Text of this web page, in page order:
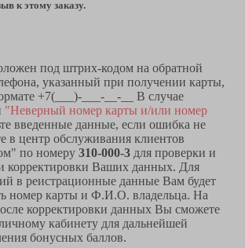
к этому заказу.
под штрих-кодом на обратной
указанный при получении карты,
+7(___)-___-__-__ В случае
"Неверный номер карты и/или номер
введенные данные, если ошибка не
в центр обслуживания клиентов
по номеру 310-000-3 для проверки и
корректировки Ваших данных. Для
в реистрационные данные Вам будет
номер карты и Ф.И.О. владельца. На
корректировки данных Вы сможете
кабинету для дальнейшей
бонусных баллов.